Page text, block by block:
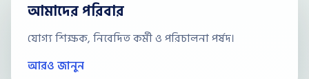
আমাদের পরিবার
যোগ্য শিক্ষক, নিবেদিত কর্মী ও পরিচালনা পর্ষদ।
আরও জানুন